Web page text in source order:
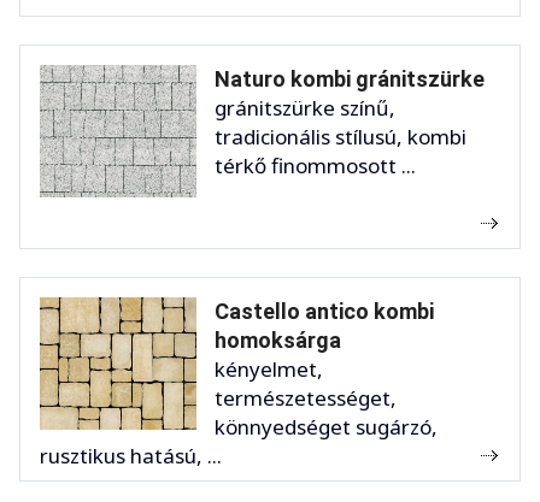
Naturo kombi gránitszürke
gránitszürke színű,
tradicionális stílusú, kombi
térkő finommosott ...
Castello antico kombi
homoksárga
kényelmet,
természetességet,
könnyedséget sugárzó,
rusztikus hatású, ...